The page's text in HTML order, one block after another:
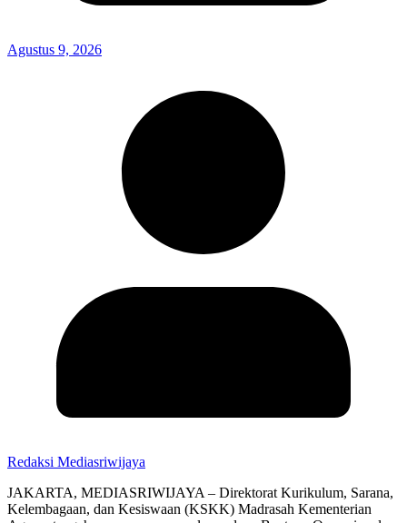
Agustus 9, 2026
Redaksi Mediasriwijaya
JAKARTA, MEDIASRIWIJAYA – Direktorat Kurikulum, Sarana,
Kelembagaan, dan Kesiswaan (KSKK) Madrasah Kementerian